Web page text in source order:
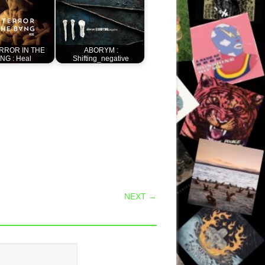
IN THE
: Heal
ABORYM :
Shifting_negative
NEXT →